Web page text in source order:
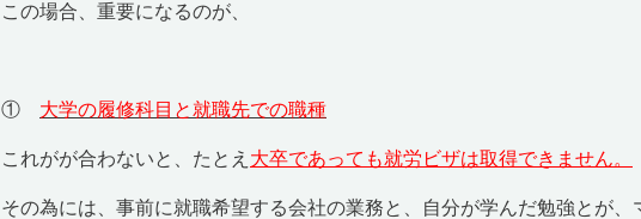
この場合、重要になるのが、
① 大学の履修科目と就職先での職種
これがが合わないと、たとえ 大卒であっても就労ビザは取得できません。
その為には、事前に就職希望する会社の業務と、自分が学んだ勉強とが、